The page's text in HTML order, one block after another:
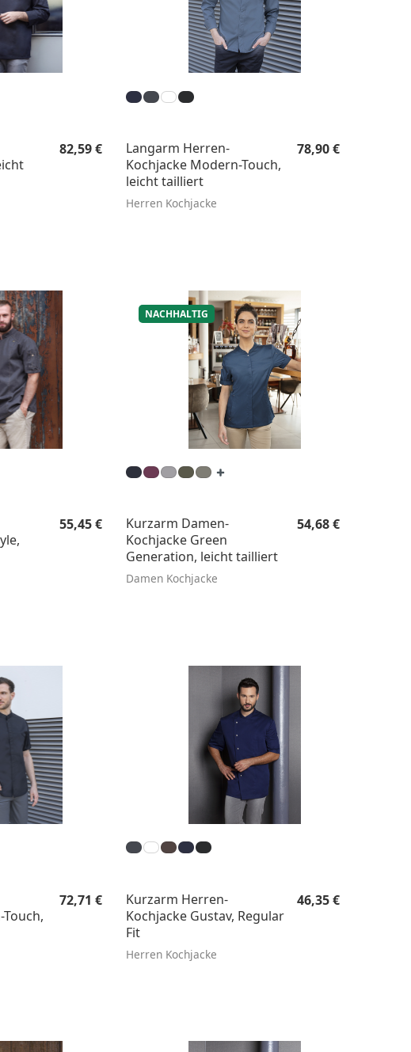
Regulärer Preis:
82,59 €
Langarm Herren-
Kochjacke Modern-Touch,
leicht tailliert
Herren Kochjacke
Regulärer Preis:
78,90 €
Regulärer Preis:
55,45 €
NACHHALTIG
Kurzarm Damen-
Kochjacke Green
Generation, leicht tailliert
Damen Kochjacke
Regulärer Preis:
54,68 €
Regulärer Preis:
72,71 €
Kurzarm Herren-
Kochjacke Gustav, Regular
Fit
Herren Kochjacke
Regulärer Preis:
46,35 €